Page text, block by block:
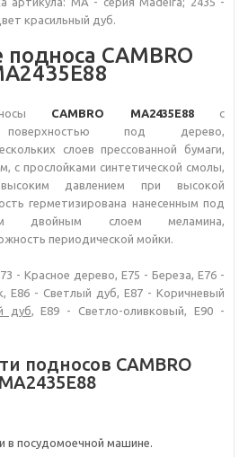
красильный дуб.
CAMBRO
CAMBRO MA2435E88с
поверхностью под дерево,
слоев прессованной бумаги,
с прослойками синтетической смолы,
давлением при высокой
герметизирована нанесенным под
двойным слоем меламина,
периодической мойки.
- Красное дерево, Е75 - Береза, Е76 -
Е86 - Светлый дуб, Е87 - Коричневый
дуб, Е89 - Светло-оливковый, Е90 -
подносов CAMBRO
MA2435E88
в посудомоечной машине.